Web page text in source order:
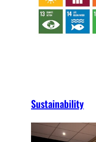
Sustainability